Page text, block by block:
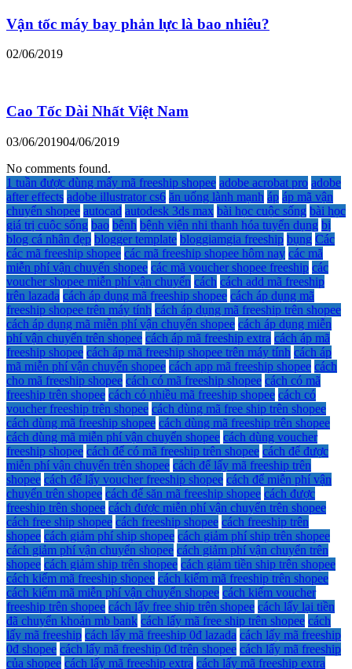
Vận tốc máy bay phản lực là bao nhiêu?
02/06/2019
Cao Tốc Dài Nhất Việt Nam
03/06/201904/06/2019
No comments found.
1 tuần được dùng mấy mã freeship shopee adobe acrobat pro adobe
after effects adobe illustrator cs6 ăn uống lành mạnh áp áp mã vận
chuyển shopee autocad autodesk 3ds max bài học cuộc sống bài học
giá trị cuộc sống bao bệnh bệnh viện nhi thanh hóa tuyển dụng bị
blog cá nhân đẹp blogger template bloggiamgia freeship bụng Các
các mã freeship shopee các mã freeship shopee hôm nay các mã
miễn phí vận chuyển shopee các mã voucher shopee freeship các
voucher shopee miễn phí vận chuyển cách cách add mã freeship
trên lazada cách áp dụng mã freeship shopee cách áp dụng mã
freeship shopee trên máy tính cách áp dụng mã freeship trên shopee
cách áp dụng mã miễn phí vận chuyển shopee cách áp dụng miễn
phí vận chuyển trên shopee cách áp mã freeship extra cách áp mã
freeship shopee cách áp mã freeship shopee trên máy tính cách áp
mã miễn phí vận chuyển shopee cách app mã freeship shopee cách
cho mã freeship shopee cách có mã freeship shopee cách có mã
freeship trên shopee cách có nhiều mã freeship shopee cách có
voucher freeship trên shopee cách dùng mã free ship trên shopee
cách dùng mã freeship shopee cách dùng mã freeship trên shopee
cách dùng mã miễn phí vận chuyển shopee cách dùng voucher
freeship shopee cách để có mã freeship trên shopee cách để được
miễn phí vận chuyển trên shopee cách để lấy mã freeship trên
shopee cách để lấy voucher freeship shopee cách để miễn phí vận
chuyển trên shopee cách để săn mã freeship shopee cách được
freeship trên shopee cách được miễn phí vận chuyển trên shopee
cách free ship shopee cách freeship shopee cách freeship trên
shopee cách giảm phí ship shopee cách giảm phí ship trên shopee
cách giảm phí vận chuyển shopee cách giảm phí vận chuyển trên
shopee cách giảm ship trên shopee cách giảm tiền ship trên shopee
cách kiếm mã freeship shopee cách kiếm mã freeship trên shopee
cách kiếm mã miễn phí vận chuyển shopee cách kiếm voucher
freeship trên shopee cách lấy free ship trên shopee cách lấy lại tiền
đã chuyển khoản mb bank cách lấy mã free ship trên shopee cách
lấy mã freeship cách lấy mã freeship 0đ lazada cách lấy mã freeship
0đ shopee cách lấy mã freeship 0đ trên shopee cách lấy mã freeship
của shopee cách lấy mã freeship extra cách lấy mã freeship extra